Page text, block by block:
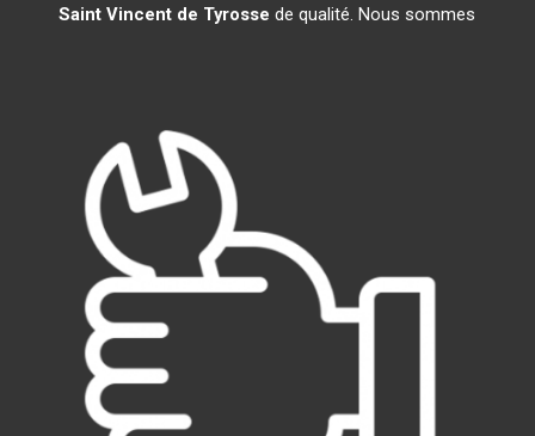
Saint Vincent de Tyrosse de qualité. Nous sommes